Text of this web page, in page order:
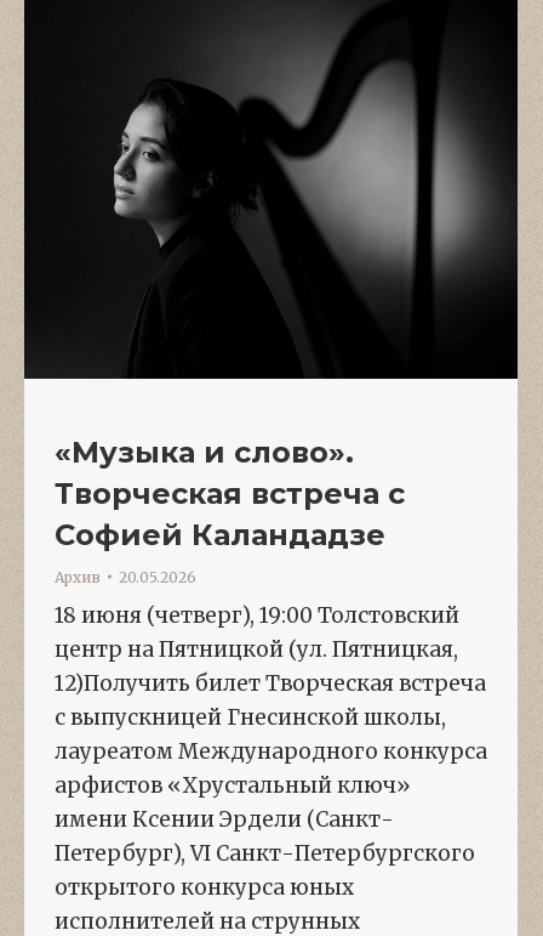
«Музыка и слово».
Творческая встреча с
Софией Каландадзе
Архив 20.05.2026
18 июня (четверг), 19:00 Толстовский
центр на Пятницкой (ул. Пятницкая,
12)Получить билет Творческая встреча
с выпускницей Гнесинской школы,
лауреатом Международного конкурса
арфистов «Хрустальный ключ»
имени Ксении Эрдели (Санкт-
Петербург), VI Санкт-Петербургского
открытого конкурса юных
исполнителей на струнных